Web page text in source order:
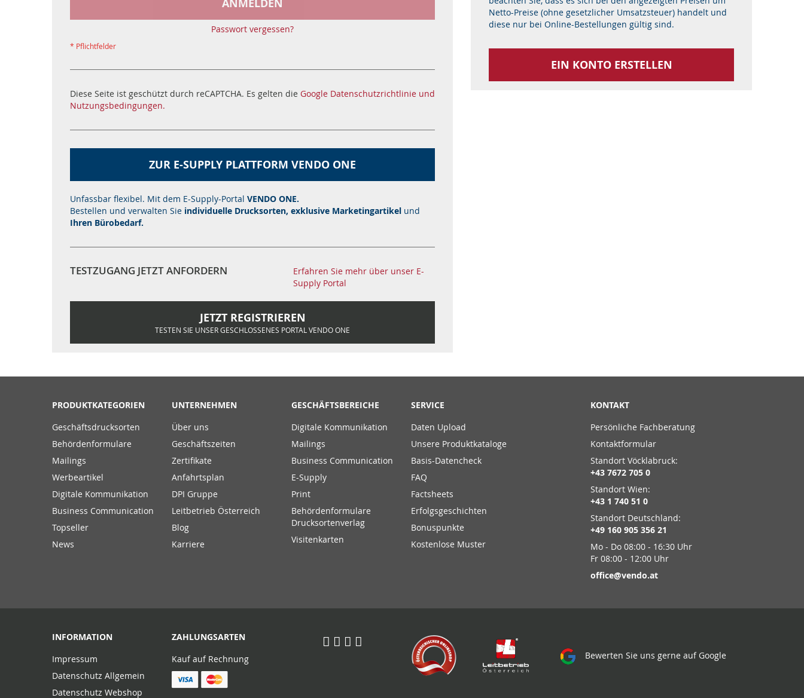
ANMELDEN
Passwort vergessen?
Diese Seite ist geschützt durch reCAPTCHA. Es gelten die Google Datenschutzrichtlinie und
Nutzungsbedingungen.
ZUR E-SUPPLY PLATTFORM VENDO ONE
Unfassbar flexibel. Mit dem E-Supply-Portal VENDO ONE.
Bestellen und verwalten Sie individuelle Drucksorten, exklusive Marketingartikel und
Ihren Bürobedarf.
TESTZUGANG JETZT ANFORDERN
Erfahren Sie mehr über unser E-
Supply Portal
JETZT REGISTRIEREN
TESTEN SIE UNSER GESCHLOSSENES PORTAL VENDO ONE
Netto-Preise (ohne gesetzlicher Umsatzsteuer) handelt und
diese nur bei Online-Bestellungen gültig sind.
EIN KONTO ERSTELLEN
PRODUKTKATEGORIEN
Geschäftsdrucksorten
Behördenformulare
Mailings
Werbeartikel
Digitale Kommunikation
Business Communication
Topseller
News
UNTERNEHMEN
Über uns
Geschäftszeiten
Zertifikate
Anfahrtsplan
DPI Gruppe
Leitbetrieb Österreich
Blog
Karriere
GESCHÄFTSBEREICHE
Digitale Kommunikation
Mailings
Business Communication
E-Supply
Print
Behördenformulare
Drucksortenverlag
Visitenkarten
SERVICE
Daten Upload
Unsere Produktkataloge
Basis-Datencheck
FAQ
Factsheets
Erfolgsgeschichten
Bonuspunkte
Kostenlose Muster
KONTAKT
Persönliche Fachberatung
Kontaktformular
Standort Vöcklabruck:
+43 7672 705 0
Standort Wien:
+43 1 740 51 0
Standort Deutschland:
+49 160 905 356 21
Mo - Do 08:00 - 16:30 Uhr
Fr 08:00 - 12:00 Uhr
office@vendo.at
INFORMATION
Impressum
Datenschutz Allgemein
Datenschutz Webshop
ZAHLUNGSARTEN
Kauf auf Rechnung
Bewerten Sie uns gerne auf Google